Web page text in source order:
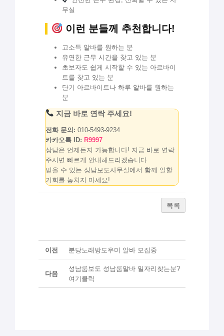
무실
이런 분들께 추천합니다!
고소득 알바를 원하는 분
유연한 근무 시간을 찾고 있는 분
초보자도 쉽게 시작할 수 있는 아르바이
트를 찾고 있는 분
단기 아르바이트나 하루 알바를 원하는
분
지금 바로 연락 주세요!
전화 문의: 010-5493-9234
카카오톡 ID: R9997
상담은 언제든지 가능합니다! 지금 바로 연락
주시면 빠르게 안내해드리겠습니다.
믿을 수 있는 성남보도사무실에서 함께 일할
기회를 놓치지 마세요!
목록
이전 분당노래방도우미 알바 모집중
다음
성남룸보도 성남룸알바 일자리찾는분?
여기클릭